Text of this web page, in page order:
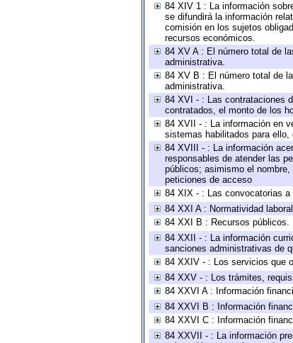
84 XIV 1 : La información
se difundirá la información
comisión en los sujetos
recursos económicos.
84 XV A : El número total de
administrativa.
84 XV B : El número total de
administrativa.
84 XVI - : Las contrataciones
contratados, el monto de los
84 XVII - : La información en
sistemas habilitados para
84 XVIII - : La información
responsables de atender las
públicos; asimismo el
peticiones de acceso
84 XIX - : Las convocatorias
84 XXI A : Normatividad
84 XXI B : Recursos públicos.
84 XXII - : La información
sanciones administrativas de
84 XXIV - : Los servicios que
84 XXV - : Los trámites,
84 XXVI A : Información
84 XXVI B : Información
84 XXVI C : Información
84 XXVII - : La información